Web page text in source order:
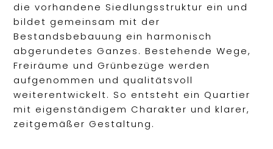
die vorhandene Siedlungsstruktur ein und
bildet gemeinsam mit der
Bestandsbebauung ein harmonisch
abgerundetes Ganzes. Bestehende Wege,
Freiräume und Grünbezüge werden
aufgenommen und qualitätsvoll
weiterentwickelt. So entsteht ein Quartier
mit eigenständigem Charakter und klarer,
zeitgemäßer Gestaltung.